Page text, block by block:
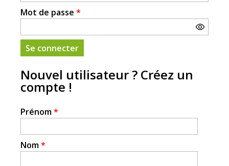
Mot de passe *
Nouvel utilisateur ? Créez un
compte !
Prénom*
Nom*